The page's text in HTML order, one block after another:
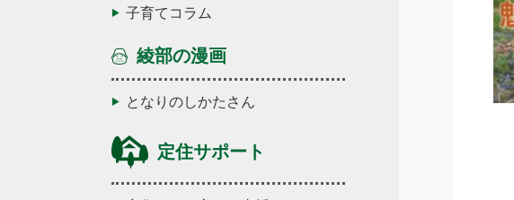
子育てコラム
綾部の漫画
となりのしかたさん
定住サポート